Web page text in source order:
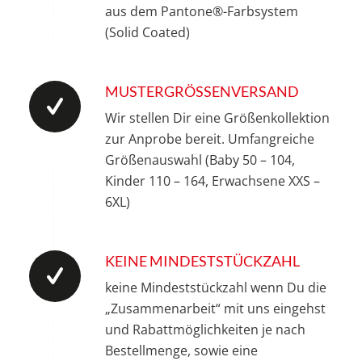
aus dem Pantone®-Farbsystem
(Solid Coated)
MUSTERGRÖSSENVERSAND
Wir stellen Dir eine Größenkollektion
zur Anprobe bereit. Umfangreiche
Größenauswahl (Baby 50 – 104,
Kinder 110 – 164, Erwachsene XXS –
6XL)
KEINE MINDESTSTÜCKZAHL
keine Mindeststückzahl wenn Du die
„Zusammenarbeit“ mit uns eingehst
und Rabattmöglichkeiten je nach
Bestellmenge, sowie eine